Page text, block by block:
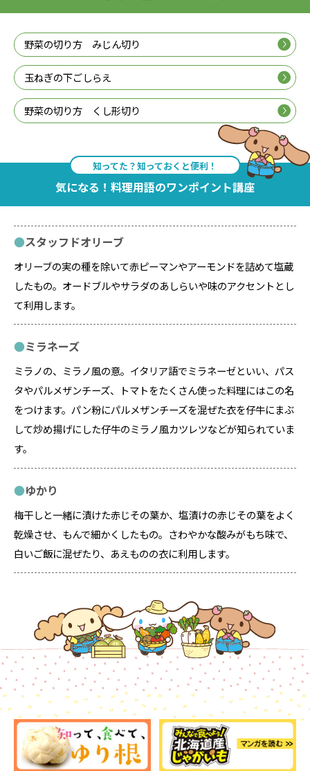
野菜の切り方 みじん切り
玉ねぎの下ごしらえ
野菜の切り方 くし形切り
知ってた？知っておくと便利！
気になる！料理用語のワンポイント講座
スタッフドオリーブ
オリーブの実の種を除いて赤ピーマンやアーモンドを詰めて塩蔵
したもの。オードブルやサラダのあしらいや味のアクセントとし
て利用します。
ミラネーズ
ミラノの、ミラノ風の意。イタリア語でミラネーゼといい、パス
タやパルメザンチーズ、トマトをたくさん使った料理にはこの名
をつけます。パン粉にパルメザンチーズを混ぜた衣を仔牛にまぶ
して炒め揚げにした仔牛のミラノ風カツレツなどが知られていま
す。
ゆかり
梅干しと一緒に漬けた赤じその葉か、塩漬けの赤じその葉をよく
乾燥させ、もんで細かくしたもの。さわやかな酸みがもち味で、
白いご飯に混ぜたり、あえものの衣に利用します。